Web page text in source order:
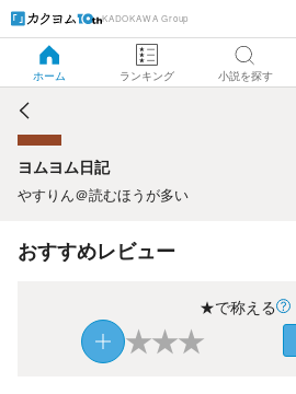
KADOKAWA Group
ホーム ランキング 小説を探す
ヨムヨム日記
ヨムヨム日記
やすりん＠読むほうが多い
おすすめレビュー
★で称える
★★★